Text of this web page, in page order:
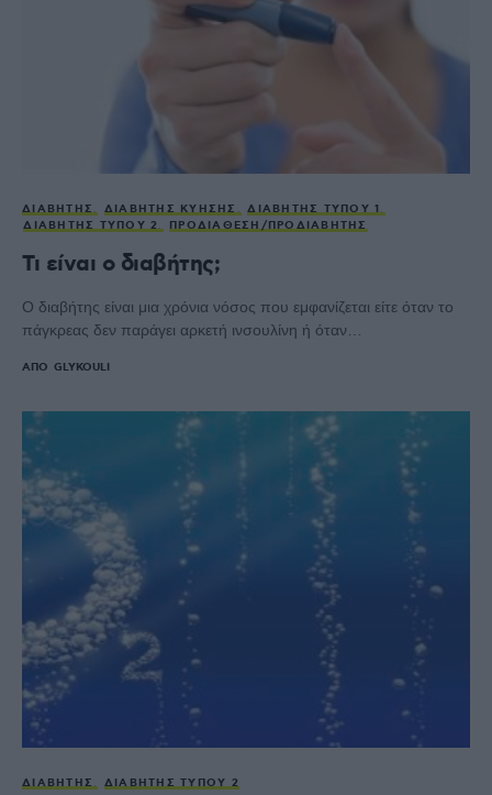
ΔΙΑΒΉΤΗΣ ΔΙΑΒΉΤΗΣ ΚΎΗΣΗΣ
ΔΙΑΒΉΤΗΣ ΤΎΠΟΥ 1
ΔΙΑΒΉΤΗΣ ΤΎΠΟΥ 2
ΠΡΟΔΙΆΘΕΣΗ/ΠΡΟΔΙΑΒΉΤΗΣ
Τι είναι ο διαβήτης;
Ο διαβήτης είναι μια χρόνια νόσος που εμφανίζεται είτε όταν το
πάγκρεας δεν παράγει αρκετή ινσουλίνη ή όταν…
ΑΠΌ GLYKOULI
ΔΙΑΒΉΤΗΣ ΔΙΑΒΉΤΗΣ ΤΎΠΟΥ 2